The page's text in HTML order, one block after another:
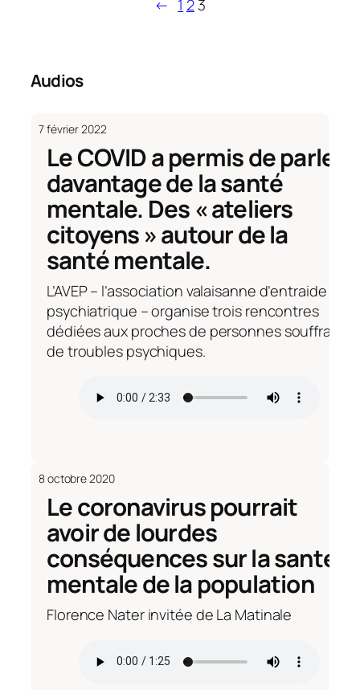
← 1 2 3
Audios
7 février 2022
Le COVID a permis de parler
davantage de la santé
mentale. Des « ateliers
citoyens » autour de la
santé mentale.
L’AVEP – l’association valaisanne d’entraide
psychiatrique – organise trois rencontres
dédiées aux proches de personnes souffrant
de troubles psychiques.
8 octobre 2020
Le coronavirus pourrait
avoir de lourdes
conséquences sur la santé
mentale de la population
Florence Nater invitée de La Matinale